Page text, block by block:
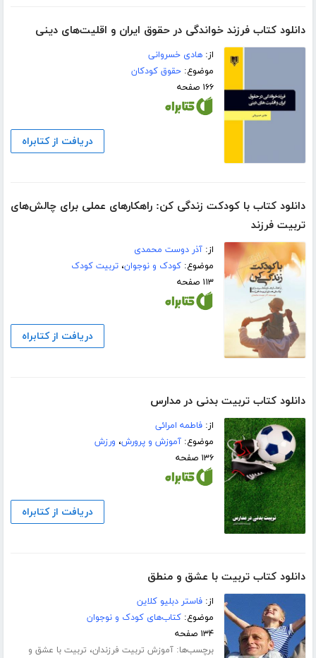
دانلود کتاب فرزند خواندگی در حقوق ایران و اقلیت‌های دینی
از:هادی خسروانی
موضوع:حقوق کودکان
۱۶۶ صفحه
دریافت از کتابراه
دانلود کتاب با کودکت زندگی کن: راهکارهای عملی برای چالش‌های
تربیت فرزند
از:آذر دوست محمدی
موضوع:کودک و نوجوان،تربیت کودک
۱۱۳ صفحه
دریافت از کتابراه
دانلود کتاب تربیت بدنی در مدارس
از:فاطمه امرائی
موضوع:آموزش و پرورش، ورزش
۱۳۶ صفحه
دریافت از کتابراه
دانلود کتاب تربیت با عشق و منطق
از:فاستر دبلیو کلاین
موضوع:کتاب‌های کودک و نوجوان
۱۳۴ صفحه
برچسب‌ها:آموزش تربیت فرزندان، تربیت با عشق و